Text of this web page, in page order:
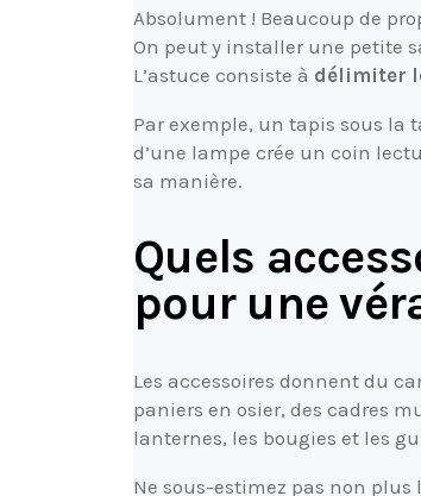
Absolument ! Beaucoup de
On peut y installer une petite
L’astuce consiste à délimiter
Par exemple, un tapis sous la
d’une lampe crée un coin
sa manière.
Quels
pour une
Les accessoires donnent du
paniers en osier, des cadres
lanternes, les bougies et les
Ne sous-estimez pas non